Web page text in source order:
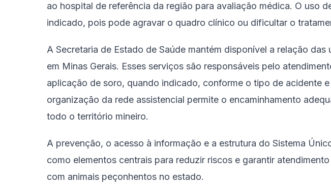
ao hospital de referência da região para avaliação médica. O uso
indicado, pois pode agravar o quadro clínico ou dificultar o
A Secretaria de Estado de Saúde mantém disponível a relação das
em Minas Gerais. Esses serviços são responsáveis pelo
aplicação de soro, quando indicado, conforme o tipo de acidente
organização da rede assistencial permite o encaminhamento
todo o território mineiro.
A prevenção, o acesso à informação e a estrutura do Sistema
como elementos centrais para reduzir riscos e garantir
com animais peçonhentos no estado.